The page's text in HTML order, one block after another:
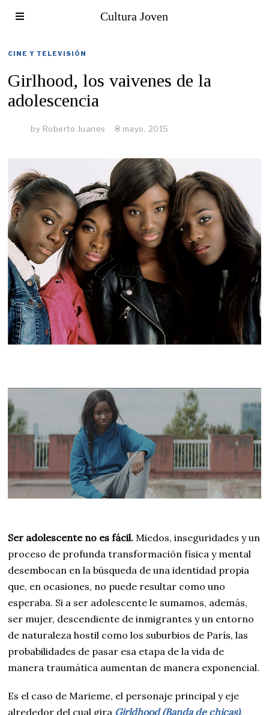
Cultura Joven
CINE Y TELEVISIÓN
Girlhood, los vaivenes de la
adolescencia
by Roberto Juanes 8 mayo, 2015
Ser adolescente no es fácil. Miedos, inseguridades y un
proceso de profunda transformación física y mental
desembocan en la búsqueda de una identidad propia
que, en ocasiones, no puede resultar como uno
esperaba. Si a ser adolescente le sumamos, además,
ser mujer, descendiente de inmigrantes y un entorno
de naturaleza hostil como los suburbios de París, las
probabilidades de pasar esa etapa de la vida de
manera traumática aumentan de manera exponencial.
Es el caso de Marieme, el personaje principal y eje
alrededor del cual gira Girldhood (Banda de chicas),